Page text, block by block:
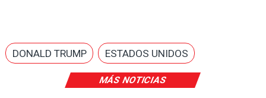
MÁS NOTICIAS
DONALD TRUMP ESTADOS UNIDOS